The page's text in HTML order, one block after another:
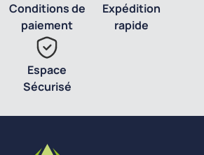
Conditions de
paiement
Expédition
rapide
Espace
Sécurisé